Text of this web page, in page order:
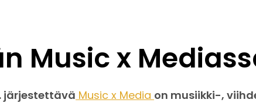
Music x
järjestettävä Music x Media on musiikki-,